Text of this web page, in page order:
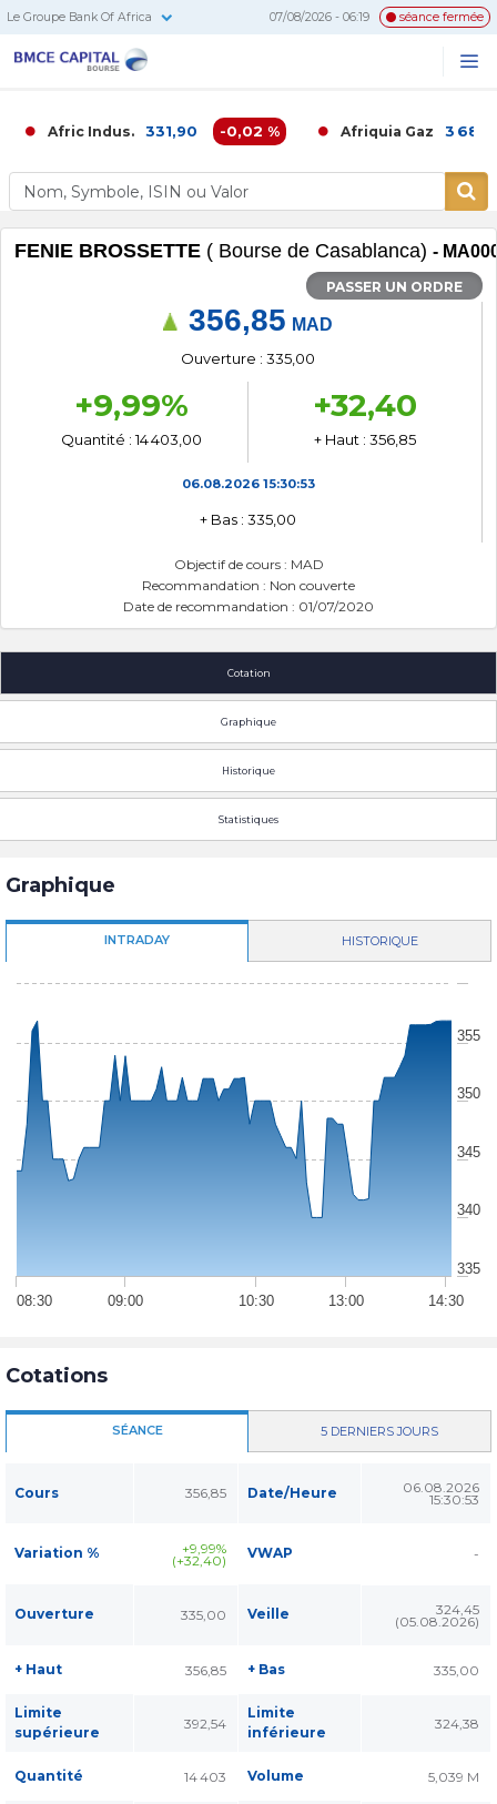
Le Groupe Bank Of Africa 07/08/2026 - 06:19 séance fermée
Afric Indus. 331,90 -0,02 % Afriquia Gaz 3
FENIE BROSSETTE ( Bourse de Casablanca) -
PASSER UN ORDRE
356,85 MAD
Ouverture : 335,00
+9,99%
Quantité : 14 403,00
+32,40
+ Haut : 356,85
06.08.2026 15:30:53
+ Bas : 335,00
Objectif de cours : MAD
Recommandation : Non couverte
Date de recommandation : 01/07/2020
Cotation
Graphique
Historique
Statistiques
Graphique
INTRADAY HISTORIQUE
08:30 09:00 10:30 13:00 14:30
335
340
345
350
355
Cotations
SÉANCE 5 DERNIERS JOURS
Cours 356,85 Date/Heure 06.08.2026
15:30:53
Variation % +9,99%
(+32,40) VWAP -
Ouverture 335,00 Veille 324,45
(05.08.2026)
+ Haut 356,85 + Bas 335,00
Limite
supérieure
392,54
Limite
inférieure
324,38
Quantité 14 403 Volume 5,039 M